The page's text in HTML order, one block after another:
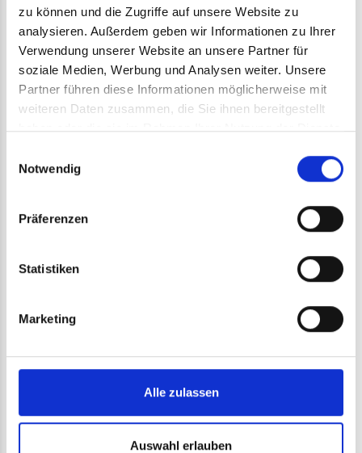
zu können und die Zugriffe auf unsere Website zu
analysieren. Außerdem geben wir Informationen zu Ihrer
Verwendung unserer Website an unsere Partner für
soziale Medien, Werbung und Analysen weiter. Unsere
Partner führen diese Informationen möglicherweise mit
weiteren Daten zusammen, die Sie ihnen bereitgestellt
haben oder die sie im Rahmen Ihrer Nutzung der Dienste
Notwendig
Präferenzen
Statistiken
Marketing
Alle zulassen
Auswahl erlauben
„Gesundheit 4.0: Digitalisierung trifft Gesundheit“
Samstag, 18. Mai 2019, 14.00 – 17.00 Uhr
Sonntag, 19. Mai 2019, 10.00 – 17.00 Uhr.
Neues von den Weihnachtswichteln
NEXT
diesem Jahr aktiv